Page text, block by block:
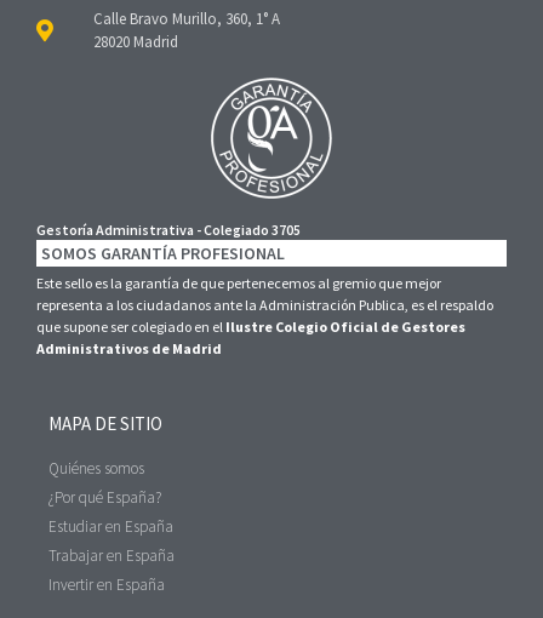
Calle Bravo Murillo, 360, 1° A
28020 Madrid
Gestoría Administrativa - Colegiado 3705
SOMOS GARANTÍA PROFESIONAL
Este sello es la garantía de que pertenecemos al gremio que mejor
representa a los ciudadanos ante la Administración Publica, es el respaldo
que supone ser colegiado en el Ilustre Colegio Oficial de Gestores
Administrativos de Madrid
MAPA DE SITIO
Quiénes somos
¿Por qué España?
Estudiar en España
Trabajar en España
Invertir en España